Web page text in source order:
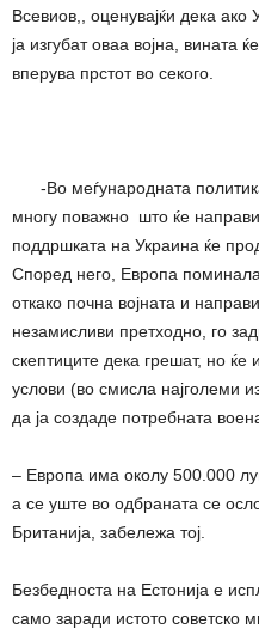
Всевиов,, оценувајќи дека
ја изгубат оваа војна, вината
вперува прстот во секого.
-Во меѓународната
многу поважно што ќе
поддршката на Украина ќе
Според него, Европа
откако почна војната и
незамисливи претходно, го
скептиците дека грешат, но ќе
услови (во смисла најголеми
да ja создаде потребната
– Европа има околу 500.000
а се уште во одбраната се
Британија, забележа тој.
Безбедноста на Естонија е
само заради истото советско